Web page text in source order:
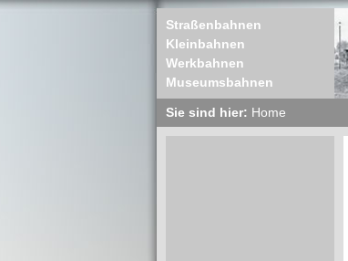
Straßenbahnen
Kleinbahnen
Werkbahnen
Museumsbahnen
Sie sind hier: Home